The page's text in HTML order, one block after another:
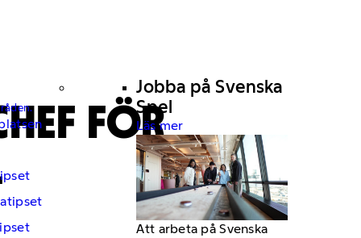
Jobba på Svenska
Spel
Läs mer
Att arbeta på Svenska
FÖR